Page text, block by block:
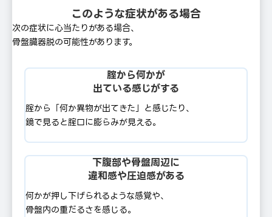
このような症状がある場合
次の症状に⼼当たりがある場合、
骨盤臓器脱の可能性があります。
腟から何かが
出ている感じがする
腟から「何か異物が出てきた」と感じたり、
鏡で⾒ると腟⼝に膨らみが⾒える。
下腹部や⾻盤周辺に
違和感や圧迫感がある
何かが押し下げられるような感覚や、
⾻盤内の重だるさを感じる。